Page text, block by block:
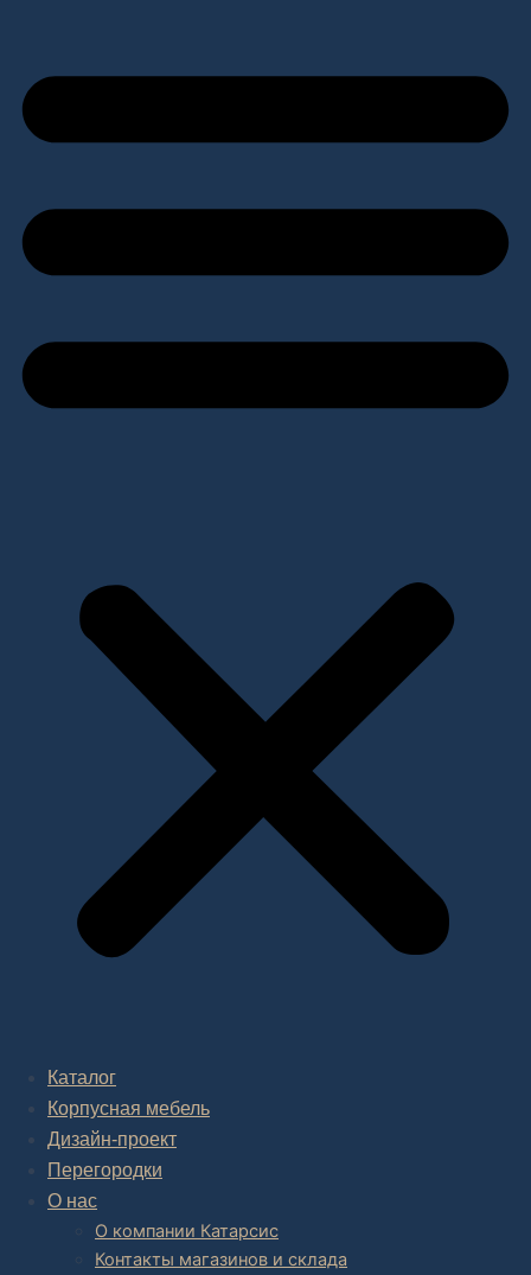
Каталог
Корпусная мебель
Дизайн-проект
Перегородки
О нас
О компании Катарсис
Контакты магазинов и склада
дизайн проекта интерьера,
В салоне мебелииинтернет магазине дизайнерской мебели
есть и готовые товары, которые можем доставить уже сегодня, и
корпусная мебель на заказ, включая кухни.